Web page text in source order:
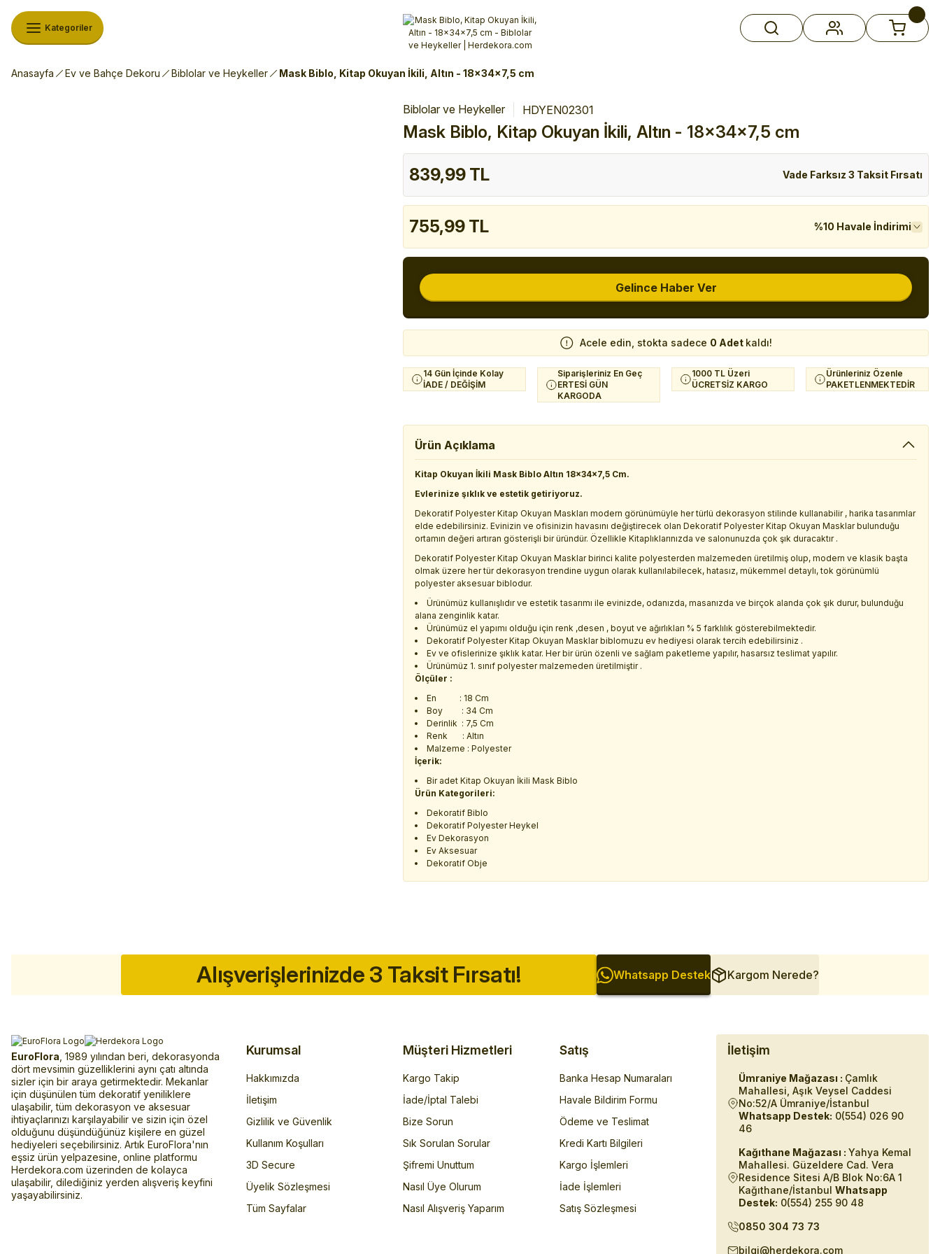
Alışverişlerinizde 3 Taksit Fırsatı!İlk siparişinizi verin!
%10 Havale İndirimiŞimdi Alışveriş yap!
Kategoriler
Anasayfa Ev ve Bahçe Dekoru Biblolar ve Heykeller Mask Biblo, Kitap Okuyan İkili, Altın - 18x34x7,5 cm
Biblolar ve Heykeller HDYEN02301
Mask Biblo, Kitap Okuyan İkili, Altın - 18x34x7,5 cm
839,99 TL Vade Farksız 3 Taksit Fırsatı
755,99 TL %10 Havale İndirimi
Gelince Haber Ver
Acele edin, stokta sadece 0 Adet kaldı!
14 Gün İçinde Kolay
İADE / DEĞİŞİM
Siparişleriniz En Geç
ERTESİ GÜN
KARGODA
1000 TL Üzeri
ÜCRETSİZ KARGO
Ürünleriniz Özenle
PAKETLENMEKTEDİR
Ürün Açıklama
Kitap Okuyan İkili Mask Biblo Altın 18x34x7,5 Cm.
Evlerinize şıklık ve estetik getiriyoruz.
Dekoratif Polyester Kitap Okuyan Maskları modern görünümüyle her türlü dekorasyon stilinde kullanabilir , harika tasarımlar
elde edebilirsiniz. Evinizin ve ofisinizin havasını değiştirecek olan Dekoratif Polyester Kitap Okuyan Masklar bulunduğu
ortamın değeri artıran gösterişli bir üründür. Özellikle Kitaplıklarınızda ve salonunuzda çok şık duracaktır .
Dekoratif Polyester Kitap Okuyan Masklar birinci kalite polyesterden malzemeden üretilmiş olup, modern ve klasik başta
olmak üzere her tür dekorasyon trendine uygun olarak kullanılabilecek, hatasız, mükemmel detaylı, tok görünümlü
polyester aksesuar biblodur.
Ürünümüz kullanışlıdır ve estetik tasarımı ile evinizde, odanızda, masanızda ve birçok alanda çok şık durur, bulunduğu
alana zenginlik katar.
Ürünümüz el yapımı olduğu için renk ,desen , boyut ve ağırlıkları % 5 farklılık gösterebilmektedir.
Dekoratif Polyester Kitap Okuyan Masklar biblomuzu ev hediyesi olarak tercih edebilirsiniz .
Ev ve ofislerinize şıklık katar. Her bir ürün özenli ve sağlam paketleme yapılır, hasarsız teslimat yapılır.
Ürünümüz 1. sınıf polyester malzemeden üretilmiştir .
Ölçüler :
En : 18 Cm
Boy : 34 Cm
Derinlik : 7,5 Cm
Renk : Altın
Malzeme : Polyester
İçerik:
Bir adet Kitap Okuyan İkili Mask Biblo
Ürün Kategorileri:
Dekoratif Biblo
Dekoratif Polyester Heykel
Ev Dekorasyon
Ev Aksesuar
Dekoratif Obje
Alışverişlerinizde 3 Taksit Fırsatı! Whatsapp Destek Kargom Nerede?
EuroFlora , 1989 yılından beri, dekorasyonda
dört mevsimin güzelliklerini aynı çatı altında
sizler için bir araya getirmektedir. Mekanlar
için düşünülen tüm dekoratif yeniliklere
ulaşabilir, tüm dekorasyon ve aksesuar
ihtiyaçlarınızı karşılayabilir ve sizin için özel
olduğunu düşündüğünüz kişilere en güzel
hediyeleri seçebilirsiniz. Artık EuroFlora'nın
eşsiz ürün yelpazesine, online platformu
Herdekora.com üzerinden de kolayca
ulaşabilir, dilediğiniz yerden alışveriş keyfini
yaşayabilirsiniz.
Kurumsal
Hakkımızda
İletişim
Gizlilik ve Güvenlik
Kullanım Koşulları
3D Secure
Üyelik Sözleşmesi
Tüm Sayfalar
Müşteri Hizmetleri
Kargo Takip
İade/İptal Talebi
Bize Sorun
Sık Sorulan Sorular
Şifremi Unuttum
Nasıl Üye Olurum
Nasıl Alışveriş Yaparım
Satış
Banka Hesap Numaraları
Havale Bildirim Formu
Ödeme ve Teslimat
Kredi Kartı Bilgileri
Kargo İşlemleri
İade İşlemleri
Satış Sözleşmesi
İletişim
Ümraniye Mağazası : Çamlık
Mahallesi, Aşık Veysel Caddesi
No:52/A Ümraniye/İstanbul
Whatsapp Destek: 0(554) 026 90
46
Kağıthane Mağazası : Yahya Kemal
Mahallesi. Güzeldere Cad. Vera
Residence Sitesi A/B Blok No:6A 1
Kağıthane/İstanbul Whatsapp
Destek: 0(554) 255 90 48
0850 304 73 73
bilgi@herdekora.com